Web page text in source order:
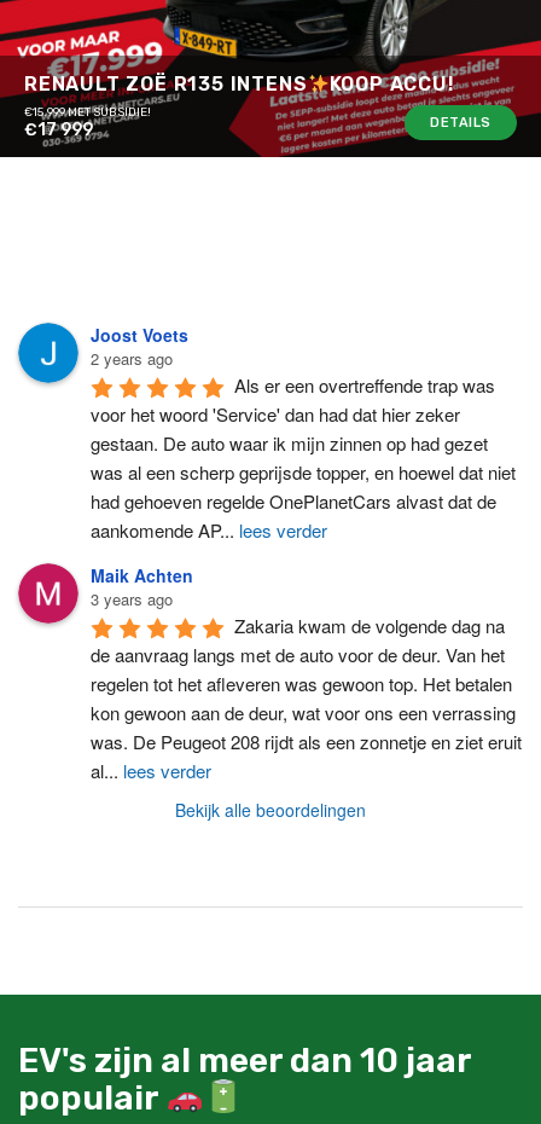
RENAULT ZOË R135 INTENS KOOP ACCU!
€15.999 MET SUBSIDIE!
€17 999 DETAILS
Joost Voets
2 years ago
Als er een overtreffende trap was
voor het woord 'Service' dan had dat hier zeker
gestaan. De auto waar ik mijn zinnen op had gezet
was al een scherp geprijsde topper, en hoewel dat niet
had gehoeven regelde OnePlanetCars alvast dat de
aankomende AP... lees verder
Maik Achten
3 years ago
Zakaria kwam de volgende dag na
de aanvraag langs met de auto voor de deur. Van het
regelen tot het afleveren was gewoon top. Het betalen
kon gewoon aan de deur, wat voor ons een verrassing
was. De Peugeot 208 rijdt als een zonnetje en ziet eruit
al... lees verder
Bekijk alle beoordelingen
EV's zijn al meer dan 10 jaar
populair